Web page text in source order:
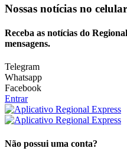
Nossas notícias no celular
Receba as notícias do
mensagens.
Telegram
Whatsapp
Facebook
Entrar
Não possui uma conta?